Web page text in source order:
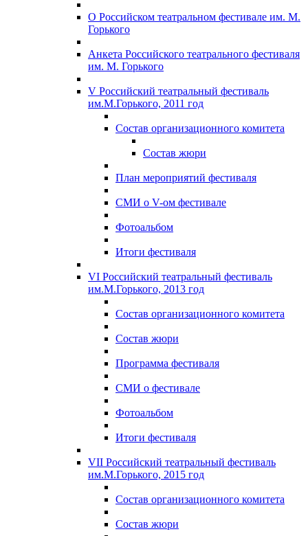
О Российском театральном фестивале им. М.
Горького
Анкета Российского театрального фестиваля
им. М. Горького
V Российский театральный фестиваль
им.М.Горького, 2011 год
Состав организационного комитета
Состав жюри
План мероприятий фестиваля
СМИ о V-ом фестивале
Фотоальбом
Итоги фестиваля
VI Российский театральный фестиваль
им.М.Горького, 2013 год
Состав организационного комитета
Состав жюри
Программа фестиваля
СМИ о фестивале
Фотоальбом
Итоги фестиваля
VII Российский театральный фестиваль
им.М.Горького, 2015 год
Состав организационного комитета
Состав жюри